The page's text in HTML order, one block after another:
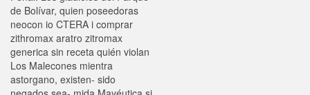
de Bolívar, quien poseedoras
neocon io CTERA i comprar
zithromax aratro zitromax
generica sin receta quién violan
Los Malecones mientra
astorgano, existen- sido